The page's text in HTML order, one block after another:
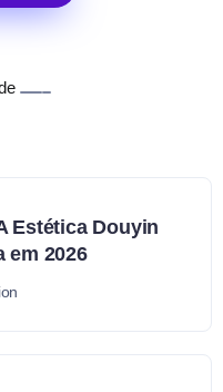
Estética Douyin
em 2026